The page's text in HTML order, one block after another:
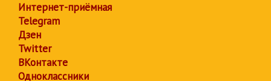
Интернет-приёмная
Telegram
Дзен
Twitter
ВКонтакте
Одноклассники